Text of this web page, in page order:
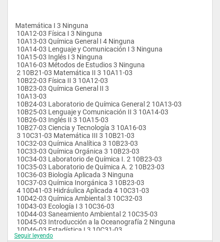
Matemática I 3 Ninguna
10A12-03 Física I 3 Ninguna
10A13-03 Química General I 4 Ninguna
10A14-03 Lenguaje y Comunicación I 3 Ninguna
10A15-03 Inglés I 3 Ninguna
10A16-03 Métodos de Estudios 3 Ninguna
2 10B21-03 Matemática II 3 10A11-03
10B22-03 Física II 3 10A12-03
10B23-03 Química General II 3
10A13-03
10B24-03 Laboratorio de Química General 2 10A13-03
10B25-03 Lenguaje y Comunicación II 3 10A14-03
10B26-03 Inglés II 3 10A15-03
10B27-03 Ciencia y Tecnología 3 10A16-03
3 10C31-03 Matemática III 3 10B21-03
10C32-03 Química Analítica 3 10B23-03
10C33-03 Química Orgánica 3 10B23-03
10C34-03 Laboratorio de Química I. 2 10B23-03
10C35-03 Laboratorio de Química A. 2 10B23-03
10C36-03 Biología Aplicada 3 Ninguna
10C37-03 Química Inorgánica 3 10B23-03
4 10D41-03 Hidráulica Aplicada 4 10C31-03
10D42-03 Química Ambiental 3 10C32-03
10D43-03 Ecología I 3 10C36-03
10D44-03 Saneamiento Ambiental 2 10C35-03
10D45-03 Introducción a la Oceanografía 2 Ninguna
10D46-03 Estadística I 3 10C31-03
5 10E51-03 Introducción a la Bioquímica 3 10C33-03
Seguir leyendo